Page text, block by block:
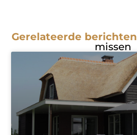
Gerelateerde berichten
missen